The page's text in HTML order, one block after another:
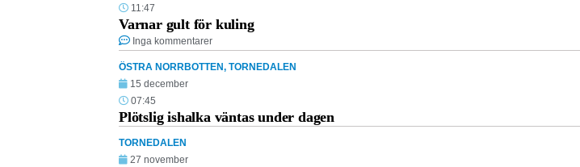
11:47
Varnar gult för kuling
Inga kommentarer
ÖSTRA NORRBOTTEN, TORNEDALEN
15 december
07:45
Plötslig ishalka väntas under dagen
TORNEDALEN
27 november